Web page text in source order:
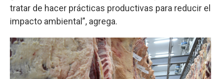
tratar de hacer prácticas productivas para reducir el
impacto ambiental”, agrega.